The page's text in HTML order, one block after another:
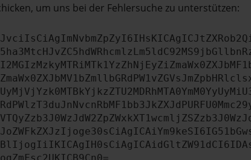
um uns bei der Fehlersuche zu unterstützen: